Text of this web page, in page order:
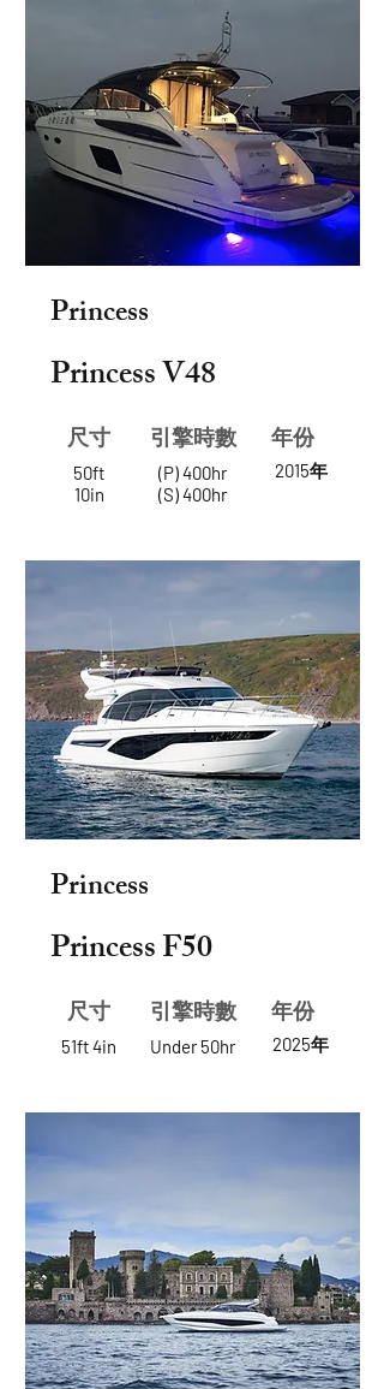
Princess
Princess V48
尺寸
50ft
10in
​引擎時數
(P) 400hr
(S) 400hr
年份
2015年
Princess
Princess F50
尺寸
51ft 4in
​引擎時數
Under 50hr
年份
2025年